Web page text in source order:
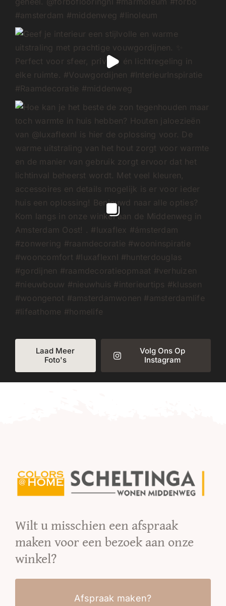
Laad Meer
Foto's
Volg Ons Op
Instagram
Wilt u misschien een afspraak
maken voor een bezoek aan onze
winkel?
Afspraak maken?